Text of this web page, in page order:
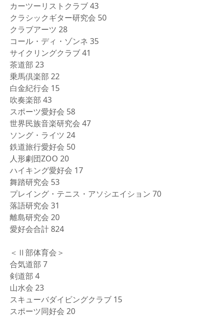
カーツーリストクラブ 43
クラシックギター研究会 50
クラブアーツ 28
コール・ディ・ゾンネ 35
サイクリングクラブ 41
茶道部 23
乗馬倶楽部 22
白金紀行会 15
吹奏楽部 43
スポーツ愛好会 58
世界民族音楽研究会 47
ソング・ライツ 24
鉄道旅行愛好会 50
人形劇団ZOO 20
ハイキング愛好会 17
舞踏研究会 53
プレイング・テニス・アソシエイション 70
落語研究会 31
離島研究会 20
愛好会合計 824
＜Ⅱ部体育会＞
合気道部 7
剣道部 4
山水会 23
スキューバダイビングクラブ 15
スポーツ同好会 20